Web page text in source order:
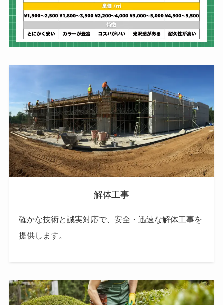
解体工事
確かな技術と誠実対応で、安全・迅速な解体工事を
提供します。